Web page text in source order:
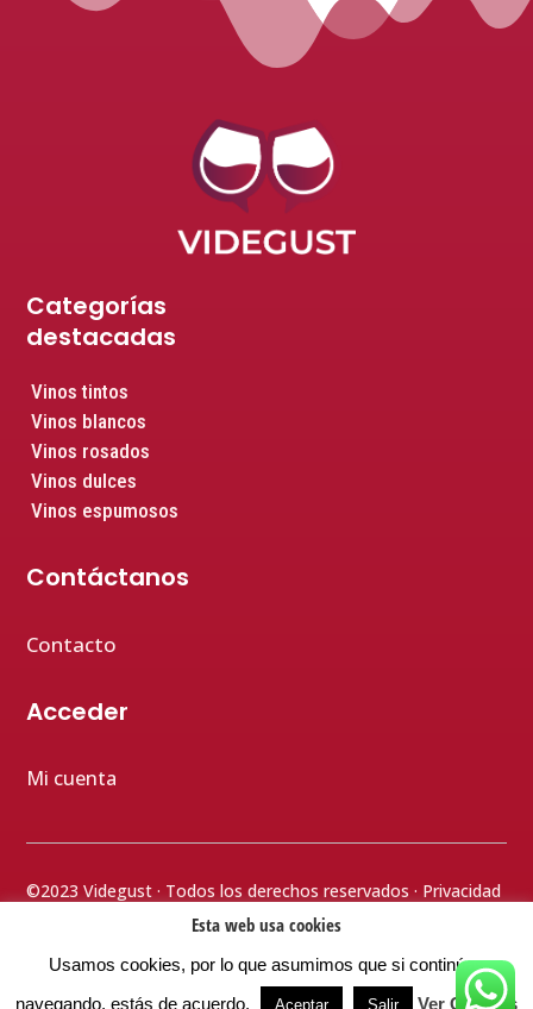
Categorías
destacadas
Vinos tintos
Vinos blancos
Vinos rosados
Vinos dulces
Vinos espumosos
Contáctanos
Contacto
Acceder
Mi cuenta
©2023 Videgust · Todos los derechos reservados · Privacidad
· Cookies· Terminos y condiciones
⚡Teamhost Studio
Esta web usa cookies
Usamos cookies, por lo que asumimos que si continúas
navegando, estás de acuerdo.
Aceptar Salir Ver Cookies